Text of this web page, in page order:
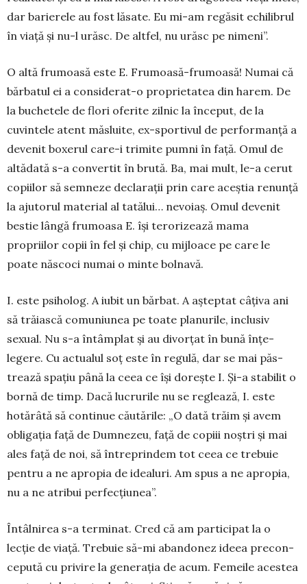
dar ba­rie­rele au fost lăsate. Eu mi-am re­găsit echi­librul
în viață și nu-l urăsc. De altfel, nu urăsc pe ni­meni”.
O altă frumoasă este E. Fru­moasă-fru­moasă! Nu­mai că
băr­batul ei a con­si­derat-o pro­prie­tatea din harem. De
la bu­chetele de flori oferite zilnic la început, de la
cuvintele atent măsluite, ex-spor­tivul de per­for­­manță a
devenit boxerul ca­re-i tri­mite pumni în față. Omul de
altă­dată s-a convertit în brută. Ba, mai mult, le-a ce­rut
copiilor să sem­neze decla­rații prin care aceștia renunță
la ajutorul mate­rial al tatălui… nevoiaș. Omul devenit
bestie lângă fru­moasa E. își tero­ri­zează mama
propriilor copii în fel și chip, cu mij­loa­ce pe care le
poate născoci numai o minte bolna­vă.
I. este psiholog. A iubit un bărbat. A așteptat câțiva ani
să trăiască comuniunea pe toate planu­rile, inclusiv
sexual. Nu s-a întâmplat și au divor­țat în bună înțe­
legere. Cu actualul soț este în regu­lă, dar se mai păs­
trea­ză spațiu până la ceea ce își dorește I. Și-a stabilit o
bornă de timp. Dacă lu­cru­rile nu se reglează, I. este
hotărâtă să continue căutările: „O dată trăim și avem
obligația față de Dum­nezeu, față de copiii noștri și mai
ales față de noi, să întreprindem tot ceea ce trebuie
pen­tru a ne apropia de idealuri. Am spus a ne apro­pia,
nu a ne atribui perfecțiunea”.
Întâlnirea s-a terminat. Cred că am participat la o
lecție de viață. Trebuie să-mi abandonez ideea pre­con­
cepută cu privire la generația de acum. Fe­meile acestea